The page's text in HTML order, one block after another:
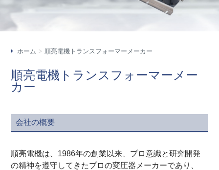
ホーム 順亮電機トランスフォーマーメーカー
順亮電機トランスフォーマーメー
カー
会社の概要
順亮電機は、1986年の創業以来、プロ意識と研究開発
の精神を遵守してきたプロの変圧器メーカーであり、